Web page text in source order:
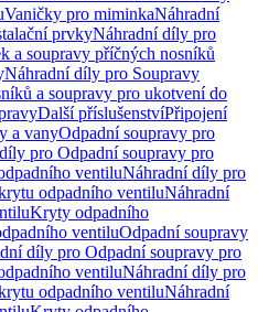
Vaničky pro miminkaNáhradní
prvkyNáhradní díly pro
a soupravy příčných nosníků
Náhradní díly pro Soupravy
a soupravy pro ukotvení do
Další příslušenstvíPřipojení
a vanyOdpadní soupravy pro
pro Odpadní soupravy pro
ventiluNáhradní díly pro
odpadního ventiluNáhradní
Kryty odpadního
ventiluOdpadní soupravy
díly pro Odpadní soupravy pro
ventiluNáhradní díly pro
odpadního ventiluNáhradní